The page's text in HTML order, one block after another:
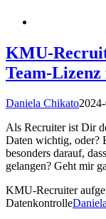
KMU-
Team-
Daniela Chikato
Als Recruiter ist Dir
Daten wichtig, oder?
besonders darauf,
gelangen? Geht mir
KMU-Recruiter
Datenkontrolle